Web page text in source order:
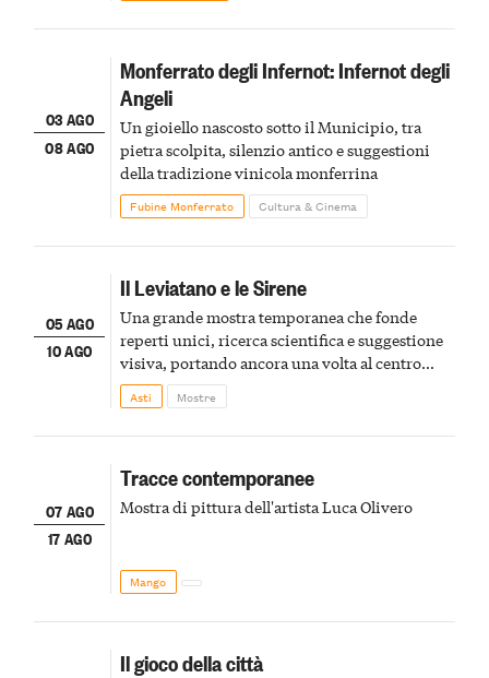
03 AGO
08 AGO
Monferrato degli Infernot: Infernot degli
Angeli
Un gioiello nascosto sotto il Municipio, tra
pietra scolpita, silenzio antico e suggestioni
della tradizione vinicola monferrina
Fubine Monferrato Cultura & Cinema
05 AGO
10 AGO
Il Leviatano e le Sirene
Una grande mostra temporanea che fonde
reperti unici, ricerca scientifica e suggestione
visiva, portando ancora una volta al centro
della scena le meraviglie del passato astigiano
Asti Mostre
07 AGO
17 AGO
Tracce contemporanee
Mostra di pittura dell'artista Luca Olivero
Mango
Il gioco della città